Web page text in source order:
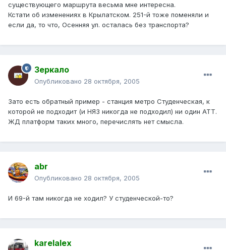
существующего маршрута весьма мне интересна.
Кстати об изменениях в Крылатском. 251-й тоже поменяли и
если да, то что, Осенняя ул. осталась без транспорта?
Зеркало
Опубликовано 28 октября, 2005
Зато есть обратный пример - станция метро Студенческая, к
которой не подходит (и НЯЗ никогда не подходил) ни один АТТ.
ЖД платформ таких много, перечислять нет смысла.
abr
Опубликовано 28 октября, 2005
И 69-й там никогда не ходил? У студенческой-то?
karelalex